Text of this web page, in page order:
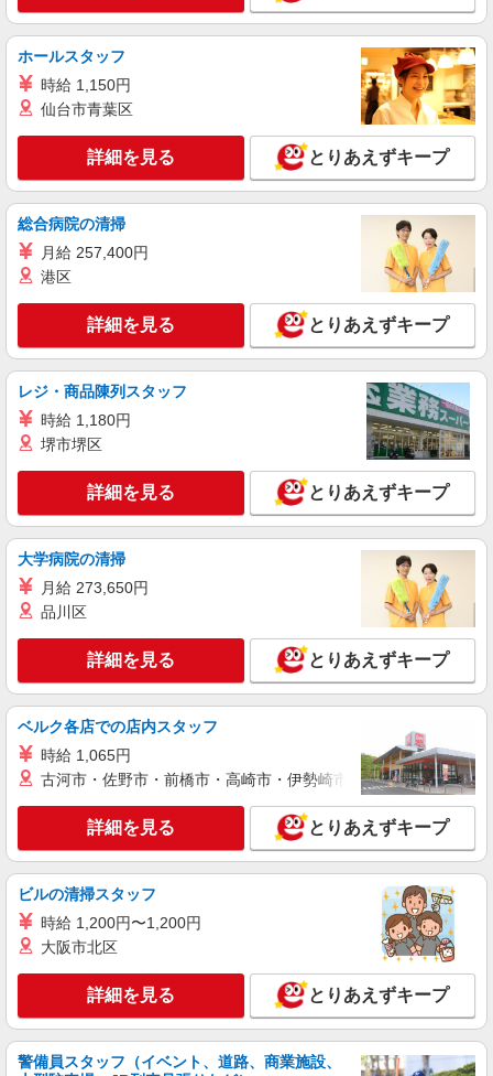
アルバイト パート
ファミリー食堂 山田うどん食堂 小山新4号バイパス店（店舗番号
192）
うどん食堂のキッチンスタッフ
5:15〜9:00／時給1150円 9:00〜22:00／時給
日・祝日は時給50円アップ！（9時〜22時）
ファミリー食堂 山田うどん食堂 小山新4号
バイパス店 （栃木県小山市田間855-1）
キープ 詳細を見る
アルバイト
調理補助【アルバイト・パート】
時給1,068円以上 試用期間中 時給1,068円以上
(試用期間2ヶ月) 残業が発生した場合、残業代を1
分単位で別途支給します。
森永製菓小山工場キャフェ （栃木県小山市大
詳細を見る
パート
ツクイ小山（デイサービス）
デイサービス 調理スタッフ（ミールケアクル
ー）
アップ！ ※給与幅は資格・経験等による
栃木県小山市西城南四丁目1番19号
キープ 詳細を見る
派遣社員
ランスタッド株式会社 小山支店（小山事業所）/FOYT109090
調理師・調理補助
時給1400円 【月収例】週5日・月21日勤務の
場合：139650円、週4日・月16日勤務の場合：
106400円、週3日・月12日勤務の場合：79800円
※交通費実費支給／当社規定あり。
栃木県小山市 国道50線・新国道4号線へのアク
セス良好
キープ 詳細を見る
パート
ケンタッキーフライドチキン 小山南店
カウンター・キッチンスタッフ ＜優先募集日
時＞土日祝 フルタイム
ホールスタッフ
時給 1,150円
仙台市青葉区
詳細を見る とりあえずキープ
総合病院の清掃
月給 257,400円
港区
詳細を見る とりあえずキープ
レジ・商品陳列スタッフ
時給 1,180円
堺市堺区
詳細を見る とりあえずキープ
大学病院の清掃
月給 273,650円
品川区
詳細を見る とりあえずキープ
ベルク各店での店内スタッフ
時給 1,065円
古河市・佐野市・前橋市・高崎市・伊勢崎市・太田市・館林市
詳細を見る とりあえずキープ
ビルの清掃スタッフ
時給 1,200円〜1,200円
大阪市北区
詳細を見る とりあえずキープ
警備員スタッフ（イベント、道路、商業施設、